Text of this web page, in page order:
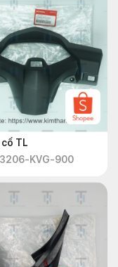
TL
KVG-900